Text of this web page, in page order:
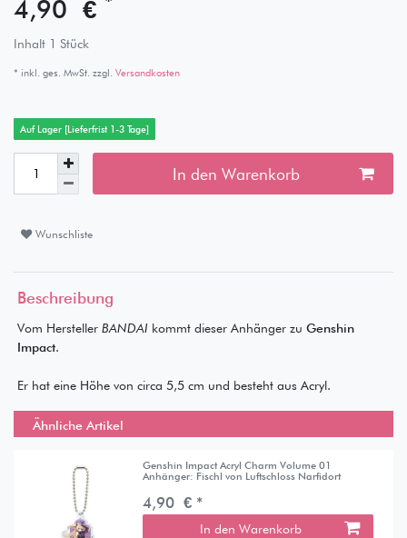
4,90 €
Inhalt 1 Stück
* inkl. ges. MwSt. zzgl. Versandkosten
Auf Lager [Lieferfrist 1-3 Tage]
In den Warenkorb
Wunschliste
Beschreibung
Vom Hersteller BANDAI kommt dieser Anhänger zu Genshin
Impact.
Er hat eine Höhe von circa 5,5 cm und besteht aus Acryl.
Ähnliche Artikel
Genshin Impact Acryl Charm Volume 01
Anhänger: Fischl von Luftschloss Narfidort
4,90 € *
In den Warenkorb